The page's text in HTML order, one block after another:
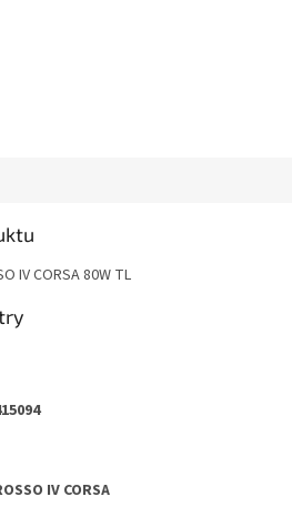
IV CORSA 80W TL
IV CORSA